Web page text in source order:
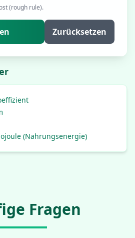
(rough rule).
Zurücksetzen
(Nahrungsenergie)
Fragen